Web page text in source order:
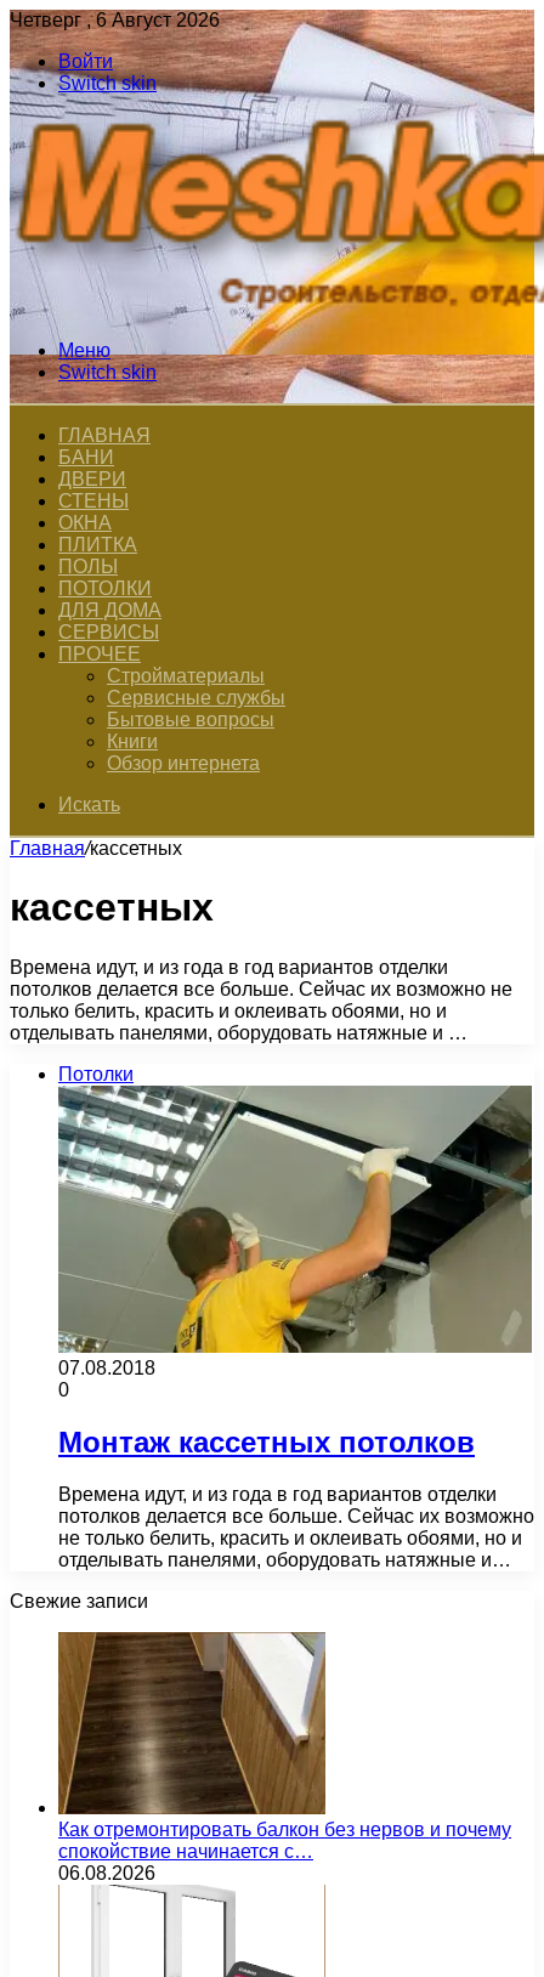
Четверг , 6 Август 2026
Войти
Switch skin
Меню
Switch skin
ГЛАВНАЯ
БАНИ
ДВЕРИ
СТЕНЫ
ОКНА
ПЛИТКА
ПОЛЫ
ПОТОЛКИ
ДЛЯ ДОМА
СЕРВИСЫ
ПРОЧЕЕ
Стройматериалы
Сервисные службы
Бытовые вопросы
Книги
Обзор интернета
Искать
Главная/кассетных
кассетных
Времена идут, и из года в год вариантов отделки
потолков делается все больше. Сейчас их возможно не
только белить, красить и оклеивать обоями, но и
отделывать панелями, оборудовать натяжные и …
Потолки
07.08.2018
0
Монтаж кассетных потолков
Времена идут, и из года в год вариантов отделки
потолков делается все больше. Сейчас их возможно
не только белить, красить и оклеивать обоями, но и
отделывать панелями, оборудовать натяжные и…
Свежие записи
Как отремонтировать балкон без нервов и почему
спокойствие начинается с…
06.08.2026